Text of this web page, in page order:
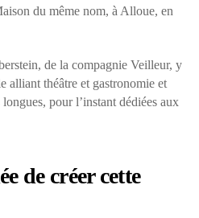
du même nom, à Alloue, en
de la compagnie Veilleur, y
alliant théâtre et gastronomie et
pour l’instant dédiées aux
de créer cette